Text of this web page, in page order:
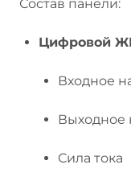
Состав панели:
Цифровой
Входное
Выходное
Сила тока